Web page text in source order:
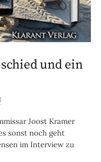
und ein
Joost Kramer
sonst noch geht
im Interview zu